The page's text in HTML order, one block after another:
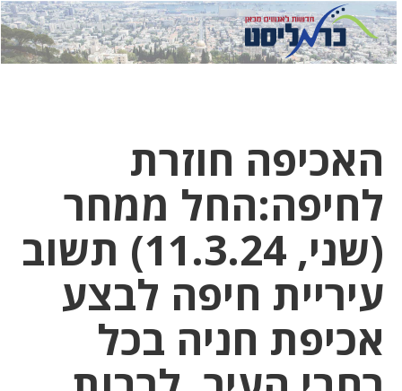
לחץ
כאן
לחץ
כדי
האכיפה חוזרת
לחיפה:החל ממחר
(שני, 11.3.24) תשוב
עיריית חיפה לבצע
אכיפת חניה בכל